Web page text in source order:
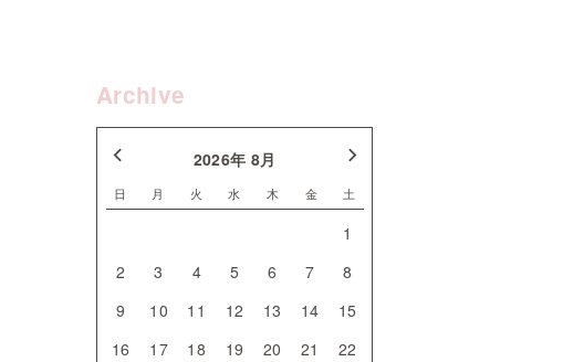
Archive
2026年 8月
日 月 火 水 木 金 土
1
2
3 4 5 6 7
8
9
10 11 12 13 14
15
16
17 18 19 20 21
22